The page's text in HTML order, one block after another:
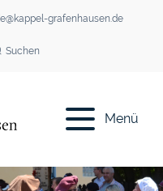
grafenhausen.de
Suchen
Menü